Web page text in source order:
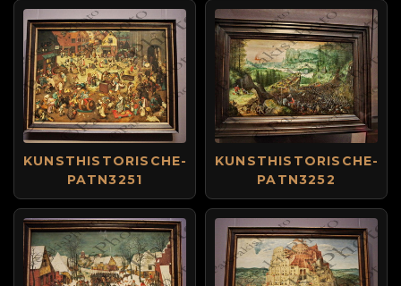
KUNSTHISTORISCHE-
PATN3251
KUNSTHISTORISCHE-
PATN3252